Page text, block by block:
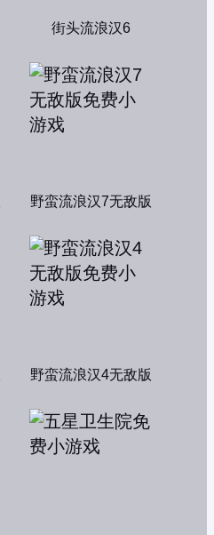
街头流浪汉6
野蛮流浪汉7无敌版
野蛮流浪汉4无敌版